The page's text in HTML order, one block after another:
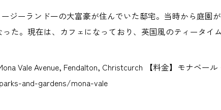
ージーランド一の大富豪が住んでいた邸宅。当時から庭園
った。現在は、カフェになっており、英国風のティータイ
Vale Avenue, Fendalton, Christcurch 【料金】モナベー
and-gardens/mona-vale